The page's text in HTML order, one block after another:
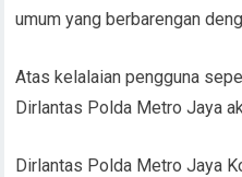
umum yang berbarengan
Atas kelalaian pengguna
Dirlantas Polda Metro Jaya
Dirlantas Polda Metro Jaya